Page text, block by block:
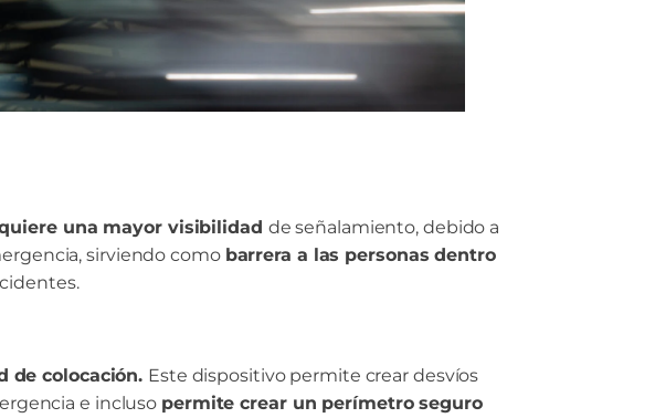
una mayor visibilidad de señalamiento, debido a
sirviendo como barrera a las personas dentro
de colocación. Este dispositivo permite crear desvíos
e incluso permite crear un perímetro seguro